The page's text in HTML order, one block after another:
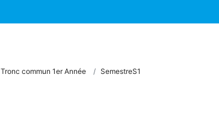
Tronc commun 1er Année SemestreS1